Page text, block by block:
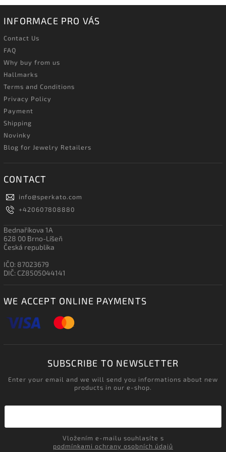
INFORMACE PRO VÁS
Contact Us
FAQ
Why buy from us
Hallmarks
Terms and Conditions
Privacy Policy
Payment
Shipping
Novinky
Blog for Jewelry Retailers
CONTACT
info@sperkato.com
+420607808880
Bednaříkova 1A
628 00 Brno-Líšeň
Česká republika
IČO: 87023679
DIČ: CZ8505044141
WE ACCEPT ONLINE PAYMENTS
SUBSCRIBE TO NEWSLETTER
Enter your email and we will send you informations about new
products in our e-shop.
podmínkami ochrany osobních údajů